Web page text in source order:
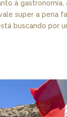
à gastronomia,
super a pena
buscando por